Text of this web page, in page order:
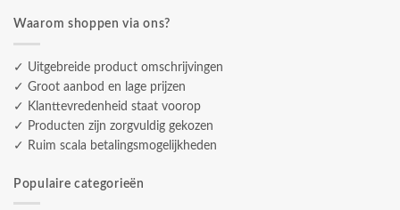
Waarom shoppen via ons?
✓ Uitgebreide product omschrijvingen
✓ Groot aanbod en lage prijzen
✓ Klanttevredenheid staat voorop
✓ Producten zijn zorgvuldig gekozen
✓ Ruim scala betalingsmogelijkheden
Populaire categorieën